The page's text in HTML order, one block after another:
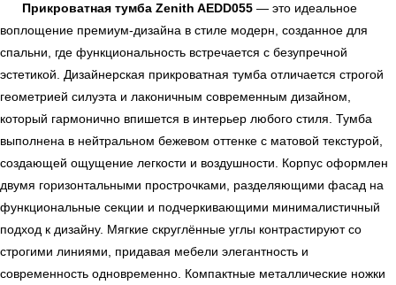
Прикроватная тумба Zenith AEDD055 — это идеальное
воплощение премиум-дизайна в стиле модерн, созданное для
спальни, где функциональность встречается с безупречной
эстетикой. Дизайнерская прикроватная тумба отличается строгой
геометрией силуэта и лаконичным современным дизайном,
который гармонично впишется в интерьер любого стиля. Тумба
выполнена в нейтральном бежевом оттенке с матовой текстурой,
создающей ощущение легкости и воздушности. Корпус оформлен
двумя горизонтальными прострочками, разделяющими фасад на
функциональные секции и подчеркивающими минималистичный
подход к дизайну. Мягкие скруглённые углы контрастируют со
строгими линиями, придавая мебели элегантность и
современность одновременно. Компактные металлические ножки